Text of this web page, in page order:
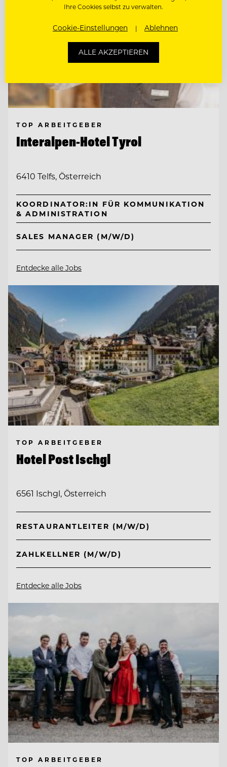
TOP ARBEITGEBER
Interalpen-Hotel Tyrol
6410 Telfs, Österreich
KOORDINATOR:IN FÜR KOMMUNIKATION
& ADMINISTRATION
SALES MANAGER (M/W/D)
Entdecke alle Jobs
TOP ARBEITGEBER
Hotel Post Ischgl
6561 Ischgl, Österreich
RESTAURANTLEITER (M/W/D)
ZAHLKELLNER (M/W/D)
Entdecke alle Jobs
TOP ARBEITGEBER
Ihre Cookies selbst zu verwalten.
Cookie-Einstellungen Ablehnen
ALLE AKZEPTIEREN